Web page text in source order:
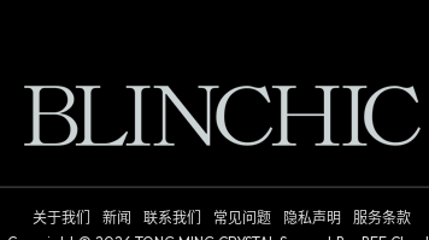
关于我们 新闻 联系我们 常见问题 隐私声明
服务条款